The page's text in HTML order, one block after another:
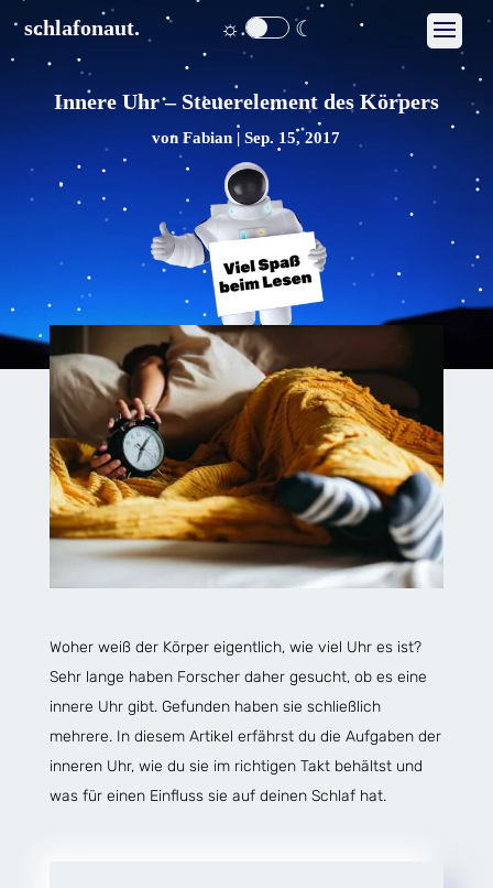
schlafonaut. ☼ ☾
Innere Uhr – Steuerelement des Körpers
vonFabian |Sep. 15, 2017
Woher weiß der Körper eigentlich, wie viel Uhr es ist?
Sehr lange haben Forscher daher gesucht, ob es eine
innere Uhr gibt. Gefunden haben sie schließlich
mehrere. In diesem Artikel erfährst du die Aufgaben der
inneren Uhr, wie du sie im richtigen Takt behältst und
was für einen Einfluss sie auf deinen Schlaf hat.